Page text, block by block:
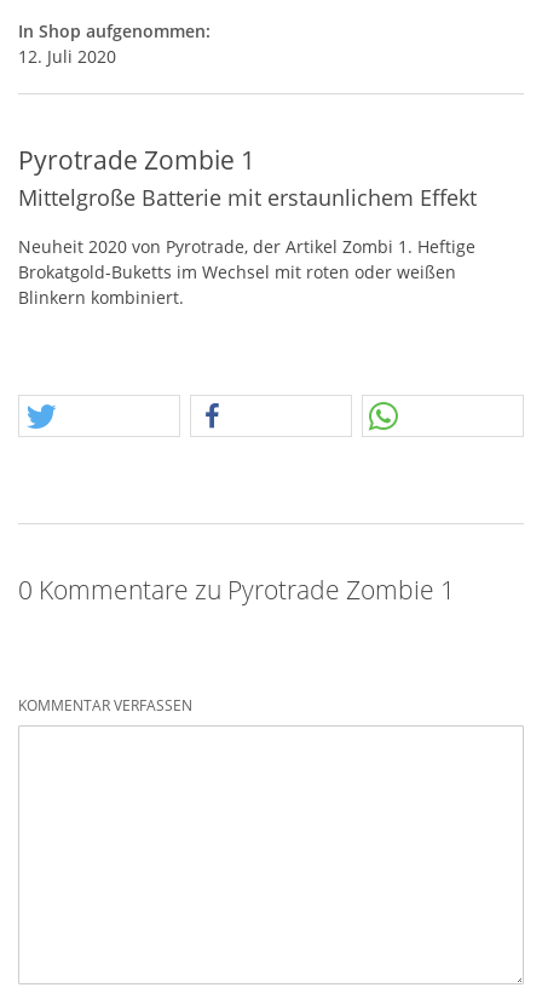
In Shop aufgenommen:
12. Juli 2020
Pyrotrade Zombie 1
Mittelgroße Batterie mit erstaunlichem Effekt
Neuheit 2020 von Pyrotrade, der Artikel Zombi 1. Heftige
Brokatgold-Buketts im Wechsel mit roten oder weißen
Blinkern kombiniert.
0 Kommentare zu Pyrotrade Zombie 1
KOMMENTAR VERFASSEN